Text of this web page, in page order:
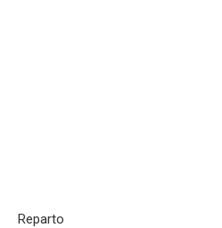
Reparto